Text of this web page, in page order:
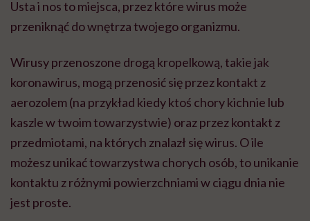
Usta i nos to miejsca, przez które wirus może
przeniknąć do wnętrza twojego organizmu.
Wirusy przenoszone drogą kropelkową, takie jak
koronawirus, mogą przenosić się przez kontakt z
aerozolem (na przykład kiedy ktoś chory kichnie lub
kaszle w twoim towarzystwie) oraz przez kontakt z
przedmiotami, na których znalazł się wirus. O ile
możesz unikać towarzystwa chorych osób, to unikanie
kontaktu z różnymi powierzchniami w ciągu dnia nie
jest proste.